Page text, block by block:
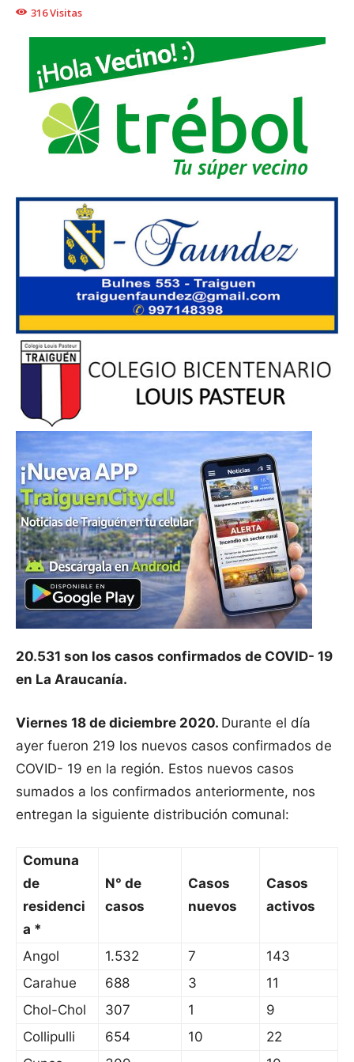
316Visitas
20.531 son los casos confirmados de COVID- 19
en La Araucanía.
Viernes 18 de diciembre 2020. Durante el día
ayer fueron 219 los nuevos casos confirmados de
COVID- 19 en la región. Estos nuevos casos
sumados a los confirmados anteriormente, nos
entregan la siguiente distribución comunal:
Comuna
de
residenci
a *
N° de
casos
Casos
nuevos
Casos
activos
Angol 1.532 7
143
Carahue
688 3
11
Chol-Chol
307 1
9
Collipulli
654 10
22